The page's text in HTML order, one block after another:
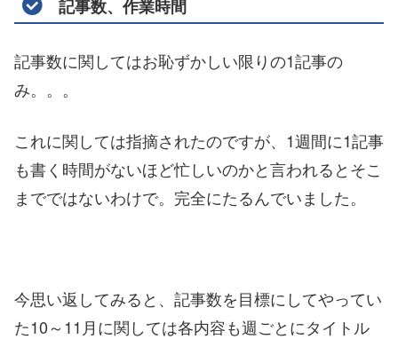
記事数、作業時間
記事数に関してはお恥ずかしい限りの1記事の
み。。。
これに関しては指摘されたのですが、1週間に1記事
も書く時間がないほど忙しいのかと言われるとそこ
までではないわけで。完全にたるんでいました。
今思い返してみると、記事数を目標にしてやってい
た10～11月に関しては各内容も週ごとにタイトル